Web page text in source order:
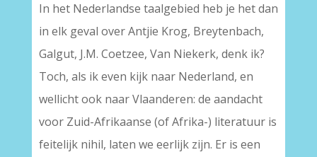
In het Nederlandse taalgebied heb je het dan
in elk geval over Antjie Krog, Breytenbach,
Galgut, J.M. Coetzee, Van Niekerk, denk ik?
Toch, als ik even kijk naar Nederland, en
wellicht ook naar Vlaanderen: de aandacht
voor Zuid-Afrikaanse (of Afrika-) literatuur is
feitelijk nihil, laten we eerlijk zijn. Er is een